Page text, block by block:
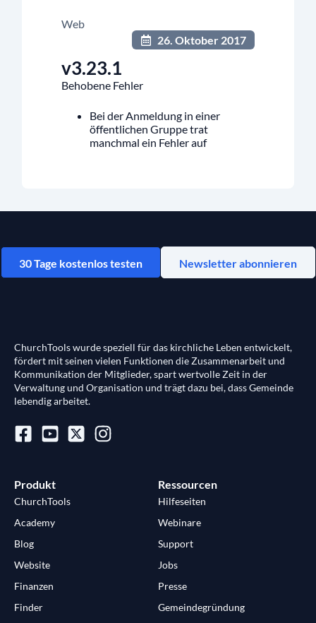
Web
26. Oktober 2017
v3.23.1
Behobene Fehler
Bei der Anmeldung in einer
öffentlichen Gruppe trat
manchmal ein Fehler auf
30 Tage kostenlos testen Newsletter abonnieren
ChurchTools wurde speziell für das kirchliche Leben entwickelt,
fördert mit seinen vielen Funktionen die Zusammenarbeit und
Kommunikation der Mitglieder, spart wertvolle Zeit in der
Verwaltung und Organisation und trägt dazu bei, dass Gemeinde
lebendig arbeitet.
Produkt
ChurchTools
Academy
Blog
Website
Finanzen
Finder
Ressourcen
Hilfeseiten
Webinare
Support
Jobs
Presse
Gemeindegründung